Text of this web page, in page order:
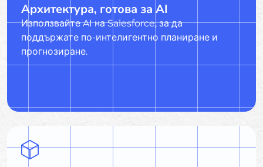
Архитектура, готова за AI
Използвайте AI на Salesforce, за да
поддържате по-интелигентно планиране и
прогнозиране.